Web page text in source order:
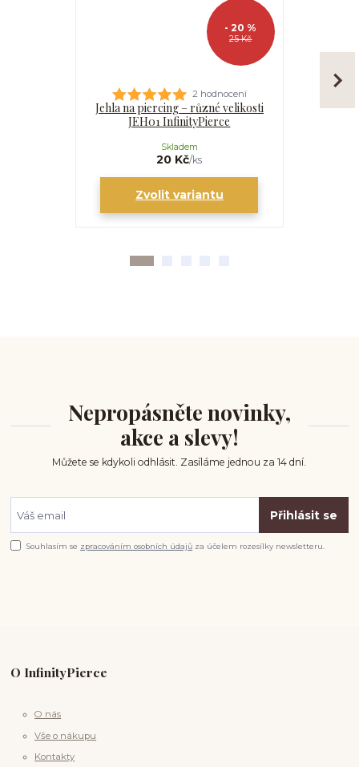
25 Kč
- 20 %
2 hodnocení
Jehla na piercing – různé velikosti
JEH01 InfinityPierce
20 Kč/ks
Skladem
Zvolit variantu
Péče
Nepropásněte novinky,
akce a slevy!
Můžete se kdykoli odhlásit. Zasíláme jednou za 14 dní.
Přihlásit se
Souhlasím se zpracováním osobních údajů za účelem rozesílky newsletteru.
O InfinityPierce
O nás
Vše o nákupu
Kontakty